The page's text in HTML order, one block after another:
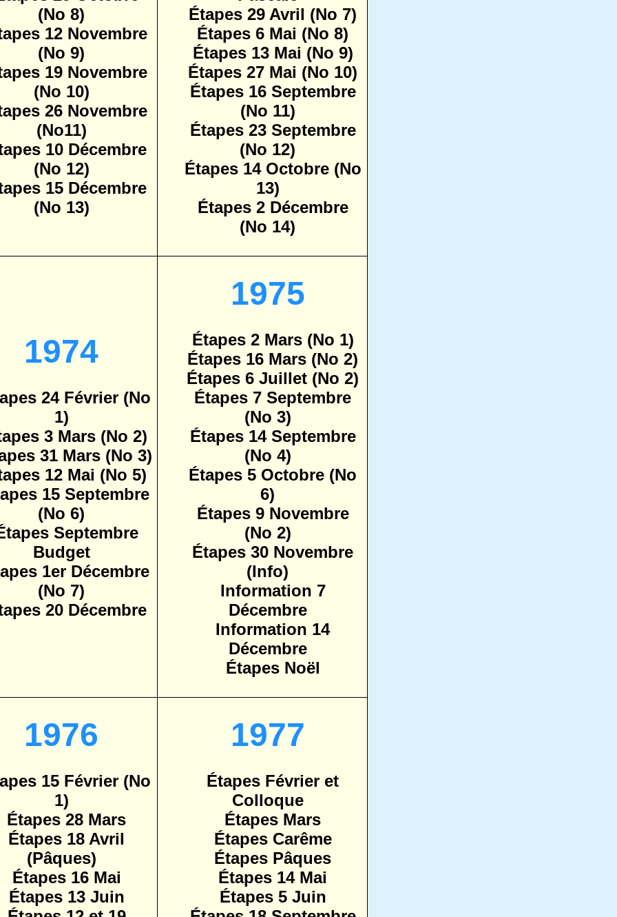
(No 8)
12 Novembre
(No 9)
19 Novembre
(No 10)
26 Novembre
(No11)
10 Décembre
(No 12)
15 Décembre
(No 13)
Étapes 29 Avril (No 7)
Étapes 6 Mai (No 8)
Étapes 13 Mai (No 9)
Étapes 27 Mai (No 10)
Étapes 16 Septembre
(No 11)
Étapes 23 Septembre
(No 12)
Étapes 14 Octobre (No
13)
Étapes 2 Décembre
(No 14)
1974
24 Février (No
1)
3 Mars (No 2)
31 Mars (No 3)
12 Mai (No 5)
15 Septembre
(No 6)
Septembre
Budget
1er Décembre
(No 7)
20 Décembre
1975
Étapes 2 Mars (No 1)
Étapes 16 Mars (No 2)
Étapes 6 Juillet (No 2)
Étapes 7 Septembre
(No 3)
Étapes 14 Septembre
(No 4)
Étapes 5 Octobre (No
6)
Étapes 9 Novembre
(No 2)
Étapes 30 Novembre
(Info)
Information 7
Décembre
Information 14
Décembre
Étapes Noël
1976
15 Février (No
1)
Étapes 28 Mars
Étapes 18 Avril
(Pâques)
Étapes 16 Mai
Étapes 13 Juin
1977
Étapes Février et
Colloque
Étapes Mars
Étapes Carême
Étapes Pâques
Étapes 14 Mai
Étapes 5 Juin